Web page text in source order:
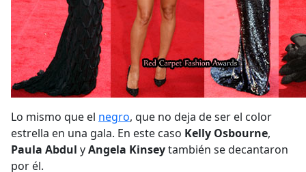
Lo mismo que el negro, que no deja de ser el color
estrella en una gala. En este caso Kelly Osbourne,
Paula Abdul yAngela Kinseytambién se decantaron
por él.